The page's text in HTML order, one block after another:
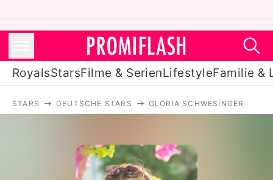
RoyalsStarsFilme & SerienLifestyleFamilie &
Filme & Serien
STARS DEUTSCHE STARS GLORIA SCHWESINGER